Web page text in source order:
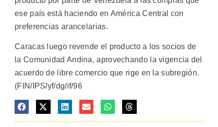
ese país está haciendo en América Central con
preferencias arancelarias.
Caracas luego revende el producto a los socios de
la Comunidad Andina, aprovechando la vigencia del
acuerdo de libre comercio que rige en la subregión.
(FIN/IPS/yf/dg/if/96